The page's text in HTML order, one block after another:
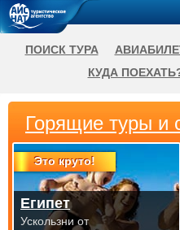
Горящие туры и
Это круто!
Египет
Ускользни от
ПОИСК ТУРА
КУДА